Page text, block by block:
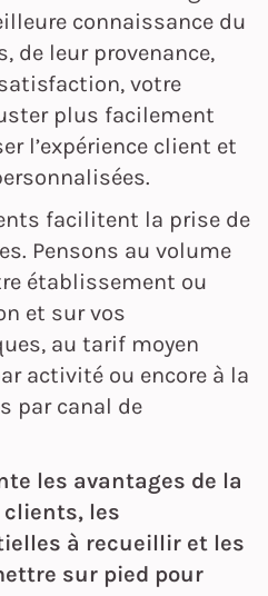
connaissance du
de leur provenance,
votre
plus facilement
l’expérience client et
facilitent la prise de
Pensons au volume
établissement ou
et sur vos
au tarif moyen
activité ou encore à la
par canal de
les avantages de la
clients, les
à recueillir et les
sur pied pour